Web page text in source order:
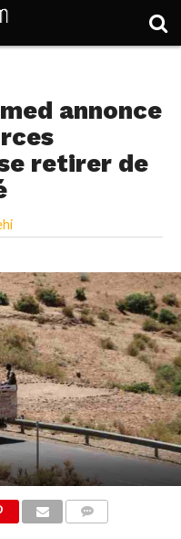
annonce
retirer de